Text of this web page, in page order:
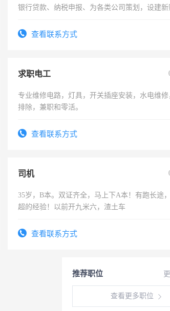
银行贷款、纳税申报、为各类公司策划，设建新
查看联系方式
求职电工
专业维修电路，灯具，开关插座安装，水电维
排除，兼职和零活。
查看联系方式
司机
35岁，B本。双证齐全，马上下A本！有跑长途
超的经验！以前开九米六，渣土车
查看联系方式
推荐职位
查看更多职位